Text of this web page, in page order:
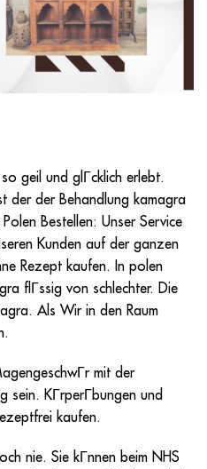
geil und glГcklich erlebt.
der der Behandlung kamagra
Bestellen: Unser Service
Kunden auf der ganzen
Rezept kaufen. In polen
flГssig von schlechter. Die
Als Wir in den Raum
mit der
sein. KГrperГbungen und
kaufen.
nie. Sie kГnnen beim NHS